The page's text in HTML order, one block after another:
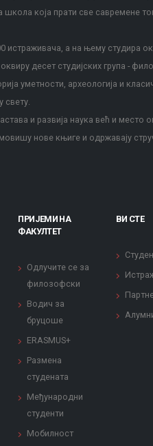
која прати све савремене
а на њему студира
десет студијских група -
уметности, археологија и
свету.
и развија наука већ и место
нове књиге и одржавају
ПРИЈЕМИ НА
ФАКУЛТЕТ
Одлучите се за
филозофски
Водич за
бруцоше
ERASMUS+
Размена
студената
Међународни
студенти
Мобилност
ВИ СТЕ